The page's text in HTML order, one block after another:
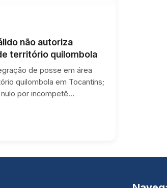
não autoriza
território quilombola
de posse em área
quilombola em Tocantins;
por incompetê…